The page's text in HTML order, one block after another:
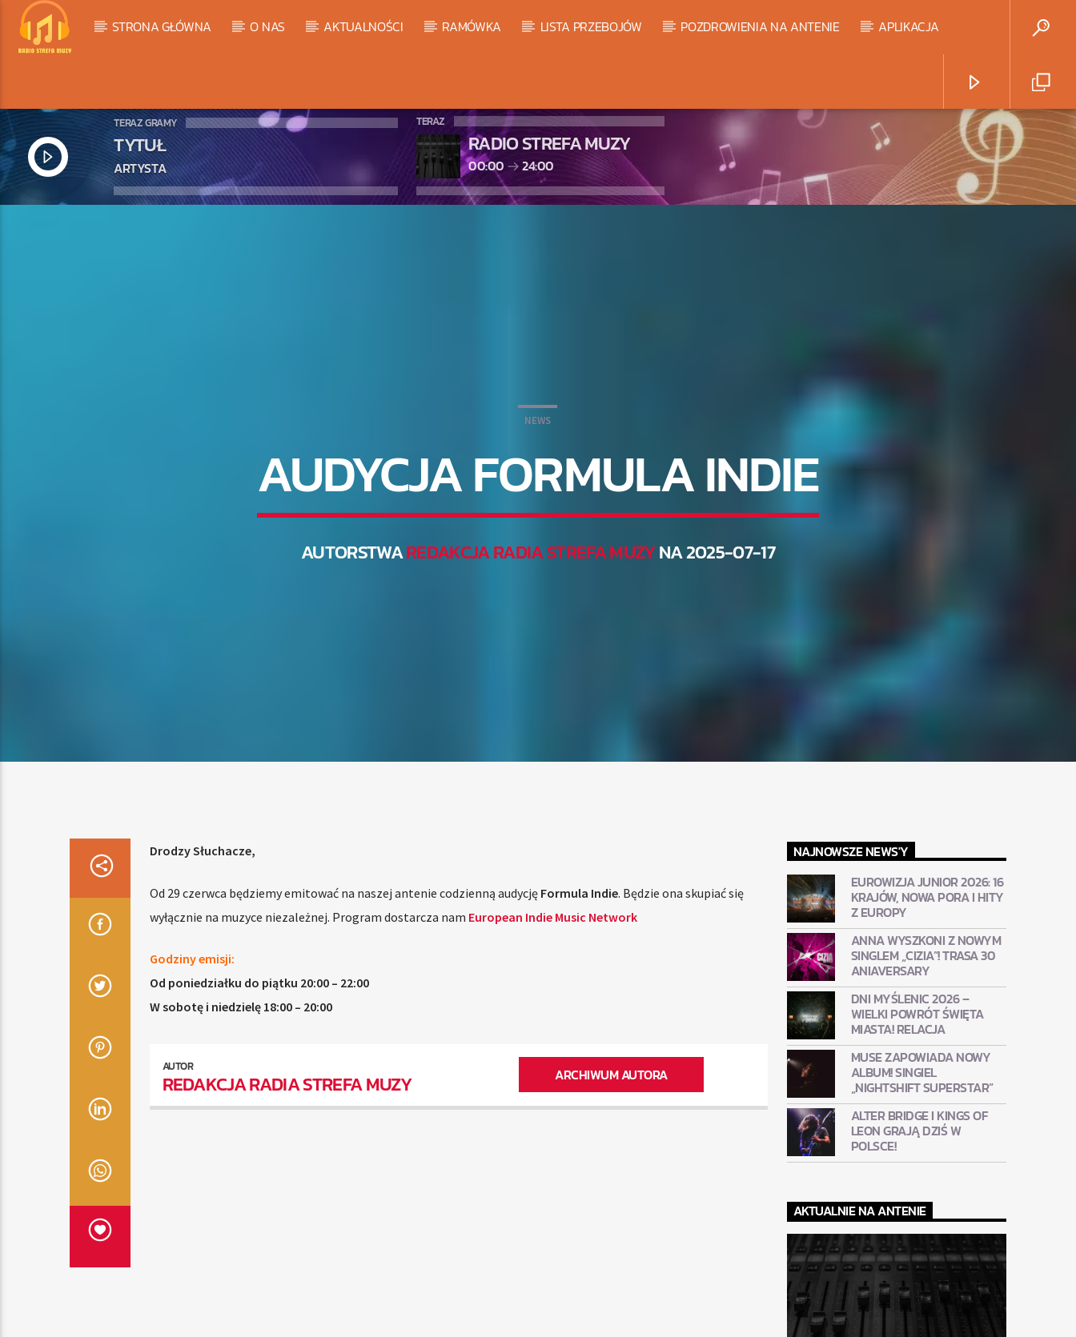
STRONA GŁÓWNA O NAS AKTUALNOŚCI RAMÓWKA LISTA PRZEBOJÓW POZDROWIENIA NA ANTENIE APLIKACJA
TERAZ GRAMY
TYTUŁ
ARTYSTA
TERAZ
RADIO STREFA MUZY
00:00 24:00
NEWS
AUDYCJA FORMULA INDIE
AUTORSTWAREDAKCJA RADIA STREFA MUZYNA 2025-07-17
Drodzy Słuchacze,
Od 29 czerwca będziemy emitować na naszej antenie codzienną audycję Formula Indie. Będzie ona skupiać się
wyłącznie na muzyce niezależnej. Program dostarcza nam European Indie Music Network
Godziny emisji:
Od poniedziałku do piątku 20:00 – 22:00
W sobotę i niedzielę 18:00 – 20:00
AUTOR
REDAKCJA RADIA STREFA MUZY ARCHIWUM AUTORA
NAJNOWSZE NEWS'Y
EUROWIZJA JUNIOR 2026: 16
KRAJÓW, NOWA PORA I HITY
Z EUROPY
ANNA WYSZKONI Z NOWYM
SINGLEM „CIZIA”! TRASA 30
ANIAVERSARY
DNI MYŚLENIC 2026 –
WIELKI POWRÓT ŚWIĘTA
MIASTA! RELACJA
MUSE ZAPOWIADA NOWY
ALBUM! SINGIEL
„NIGHTSHIFT SUPERSTAR”
ALTER BRIDGE I KINGS OF
LEON GRAJĄ DZIŚ W
POLSCE!
AKTUALNIE NA ANTENIE